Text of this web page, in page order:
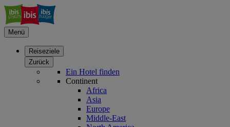
Menü
Reiseziele
Zurück
Ein Hotel finden
Continent
Africa
Asia
Europe
Middle-East